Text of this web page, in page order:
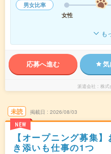
男女比率
女性
も
応募へ進む
派遣会社 株式
未読
NEW
掲載日 2026/08/03
【オープニング募集
き添いも仕事の1つ